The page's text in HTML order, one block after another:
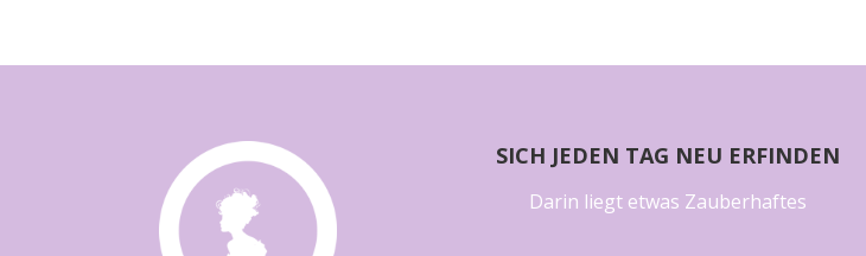
SICH JEDEN TAG NEU ERFINDEN
Darin liegt etwas Zauberhaftes